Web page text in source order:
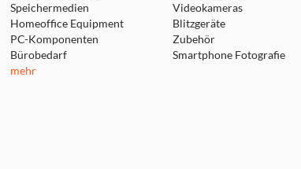
Speichermedien
Homeoffice Equipment
PC-Komponenten
Bürobedarf
mehr
Videokameras
Blitzgeräte
Zubehör
Smartphone Fotografie